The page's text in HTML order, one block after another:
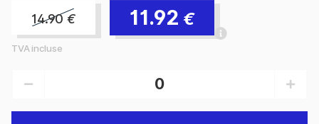
14.90 € 11.92 €
TVA incluse